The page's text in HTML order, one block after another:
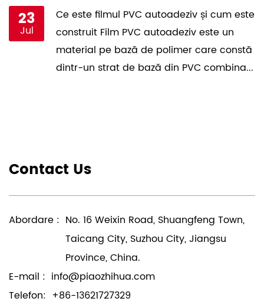
23
Jul
Ce este filmul PVC autoadeziv și cum este
construit Film PVC autoadeziv este un
material pe bază de polimer care constă
dintr-un strat de bază din PVC combina...
Contact Us
Abordare : No. 16 Weixin Road, Shuangfeng Town,
Taicang City, Suzhou City, Jiangsu
Province, China.
E-mail : info@piaozhihua.com
Telefon: +86-13621727329